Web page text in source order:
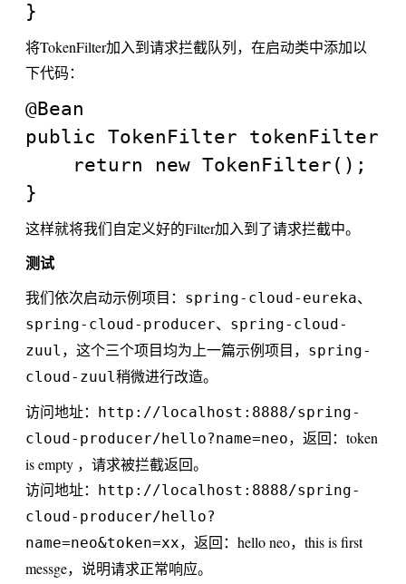
将TokenFilter加入到请求拦截队列，在启动类中添加以
下代码：
@Bean
public TokenFilter
这样就将我们自定义好的Filter加入到了请求拦截中。
测试
我们依次启动示例项目： spring-cloud-eureka、
spring-cloud-producer、
spring-cloud-
zuul ，这个三个项目均为上一篇示例项目， spring-
cloud-zuul稍微进行改造。
访问地址：
http://localhost:8888/spring-
cloud-producer/hello?name=neo，返回：token
is empty ，请求被拦截返回。
访问地址：
http://localhost:8888/spring-
cloud-producer/hello?
name=neo&token=xx，返回：hello neo，this is first
messge，说明请求正常响应。